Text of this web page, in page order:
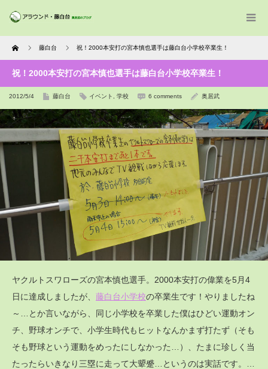
Home 藤白台 祝！2000本安打の宮本慎也選手は藤白台小学校卒業生！
祝！2000本安打の宮本慎也選手は藤白台小学校卒業生！
2012/5/4 藤白台 イベント 学校 6 comments 奥居武
ヤクルトスワローズの宮本慎也選手。2000本安打の偉業を5月4
日に達成しましたが、 藤白台小学校の卒業生です！やりましたね
～…とか言いながら、同じ小学校を卒業した僕はひどい運動オン
チ、野球オンチで、小学生時代もヒットなんかまず打たず（そも
そも野球という運動をめったにしなかった…）、たまに珍しく当
たったらいきなり三塁に走って大顰蹙…というのは実話です。…